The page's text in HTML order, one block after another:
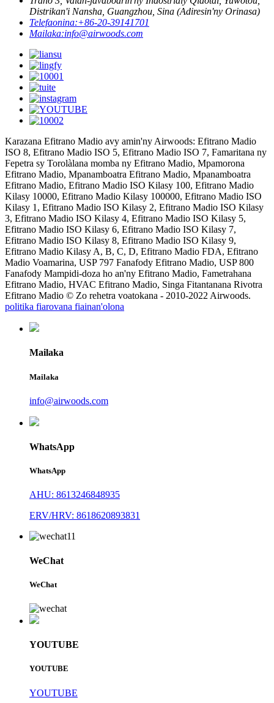
Distrikan'i Nansha, Guangzhou, Sina (Adiresin'ny Orinasa)
Telefaonina:+86-20-39141701
Mailaka:info@airwoods.com
Karazana Efitrano Madio avy amin'ny Airwoods: Efitrano Madio
ISO 8, Efitrano Madio ISO 5, Efitrano Madio ISO 7, Famaritana ny
Fepetra sy Torolàlana momba ny Efitrano Madio, Mpamorona
Efitrano Madio, Mpanamboatra Efitrano Madio, Mpanamboatra
Efitrano Madio, Efitrano Madio ISO Kilasy 100, Efitrano Madio
Kilasy 10000, Efitrano Madio Kilasy 100000, Efitrano Madio ISO
Kilasy 1, Efitrano Madio ISO Kilasy 2, Efitrano Madio ISO Kilasy
3, Efitrano Madio ISO Kilasy 4, Efitrano Madio ISO Kilasy 5,
Efitrano Madio ISO Kilasy 6, Efitrano Madio ISO Kilasy 7,
Efitrano Madio ISO Kilasy 8, Efitrano Madio ISO Kilasy 9,
Efitrano Madio Kilasy A, B, C, D, Efitrano Madio FDA, Efitrano
Madio Voamarina, USP 797 Fanafody Efitrano Madio, USP 800
Fanafody Mampidi-doza ho an'ny Efitrano Madio, Fametrahana
Efitrano Madio, HVAC Efitrano Madio, Singa Fitantanana Rivotra
Efitrano Madio © Zo rehetra voatokana - 2010-2022 Airwoods.
politika fiarovana fiainan'olona
Mailaka
Mailaka
info@airwoods.com
WhatsApp
WhatsApp
AHU: 8613246848935
ERV/HRV: 8618620893831
WeChat
WeChat
YOUTUBE
YOUTUBE
YOUTUBE